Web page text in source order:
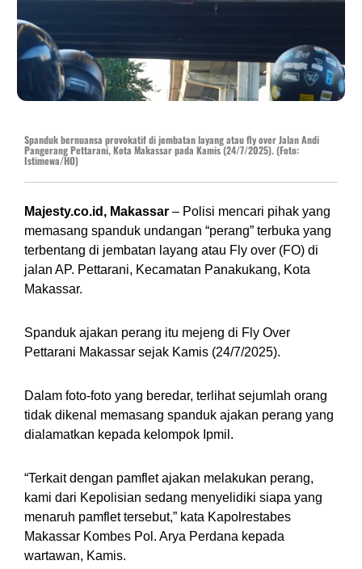
Spanduk bernuansa provokatif di jembatan layang atau fly over Jalan Andi
Pangerang Pettarani, Kota Makassar pada Kamis (24/7/2025). (Foto:
Istimewa/HO)
Majesty.co.id, Makassar – Polisi mencari pihak yang
memasang spanduk undangan “perang” terbuka yang
terbentang di jembatan layang atau Fly over (FO) di
jalan AP. Pettarani, Kecamatan Panakukang, Kota
Makassar.
Spanduk ajakan perang itu mejeng di Fly Over
Pettarani Makassar sejak Kamis (24/7/2025).
Dalam foto-foto yang beredar, terlihat sejumlah orang
tidak dikenal memasang spanduk ajakan perang yang
dialamatkan kepada kelompok Ipmil.
“Terkait dengan pamflet ajakan melakukan perang,
kami dari Kepolisian sedang menyelidiki siapa yang
menaruh pamflet tersebut,” kata Kapolrestabes
Makassar Kombes Pol. Arya Perdana kepada
wartawan, Kamis.